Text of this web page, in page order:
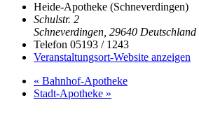
Heide-Apotheke (Schneverdingen)
Schulstr. 2
Schneverdingen 29640 Deutschland
Telefon 05193 / 1243
Veranstaltungsort-Website anzeigen
« Bahnhof-Apotheke
Stadt-Apotheke »